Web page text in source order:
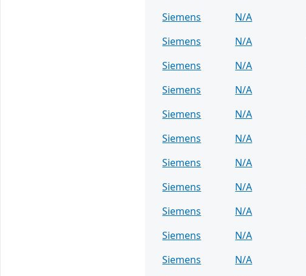
Siemens
N/A
Siemens
N/A
Siemens
N/A
Siemens
N/A
Siemens
N/A
Siemens
N/A
Siemens
N/A
Siemens
N/A
Siemens
N/A
Siemens
N/A
Siemens
N/A